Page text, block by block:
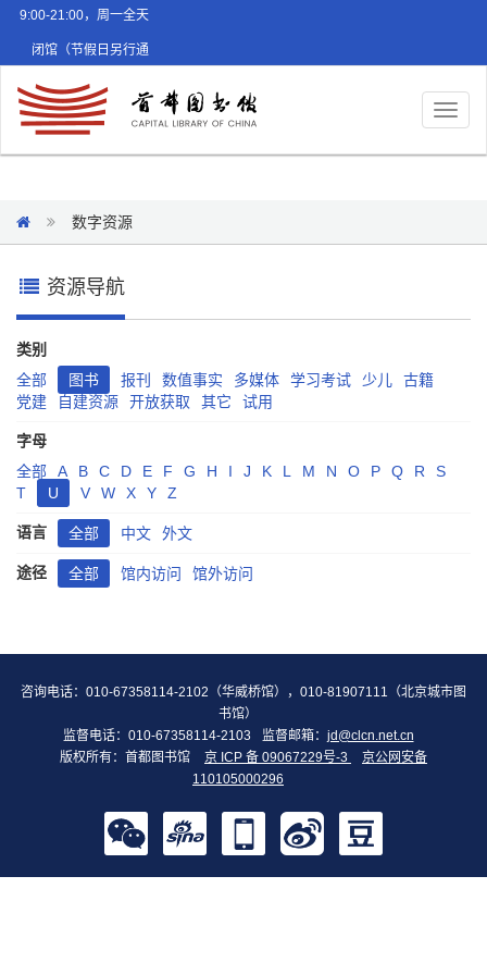
9:00-21:00，周一全天
闭馆（节假日另行通
数字资源
资源导航
类别
全部
图书 报刊 数值事实 多媒体 学习考试 少儿
古籍
党建
自建资源 开放获取 其它 试用
字母
全部
A B C D E F G H I J K L M N O P Q R
S
T
U V W X Y Z
语言 全部 中文 外文
途径 全部 馆内访问 馆外访问
咨询电话：010-67358114-2102（华威桥馆），010-81907111（北京城市图
书馆）
监督电话：010-67358114-2103
监督邮箱： jd@clcn.net.cn
版权所有：首都图书馆
京 ICP 备 09067229号-3
京公网安备
110105000296